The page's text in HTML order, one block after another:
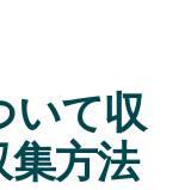
いて収
方法